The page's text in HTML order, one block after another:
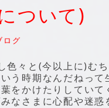
ついて)
ログ
色々と(今以上に)む
う時期なんだねっ
をかけたりしてい
なさまに心配や迷惑